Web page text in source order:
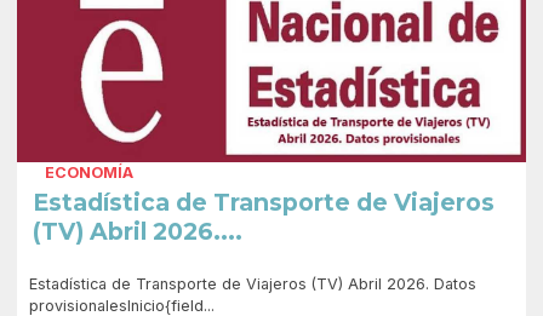
ECONOMÍA
Estadística de Transporte de Viajeros
(TV) Abril 2026....
Estadística de Transporte de Viajeros (TV) Abril 2026. Datos
provisionalesInicio{field...